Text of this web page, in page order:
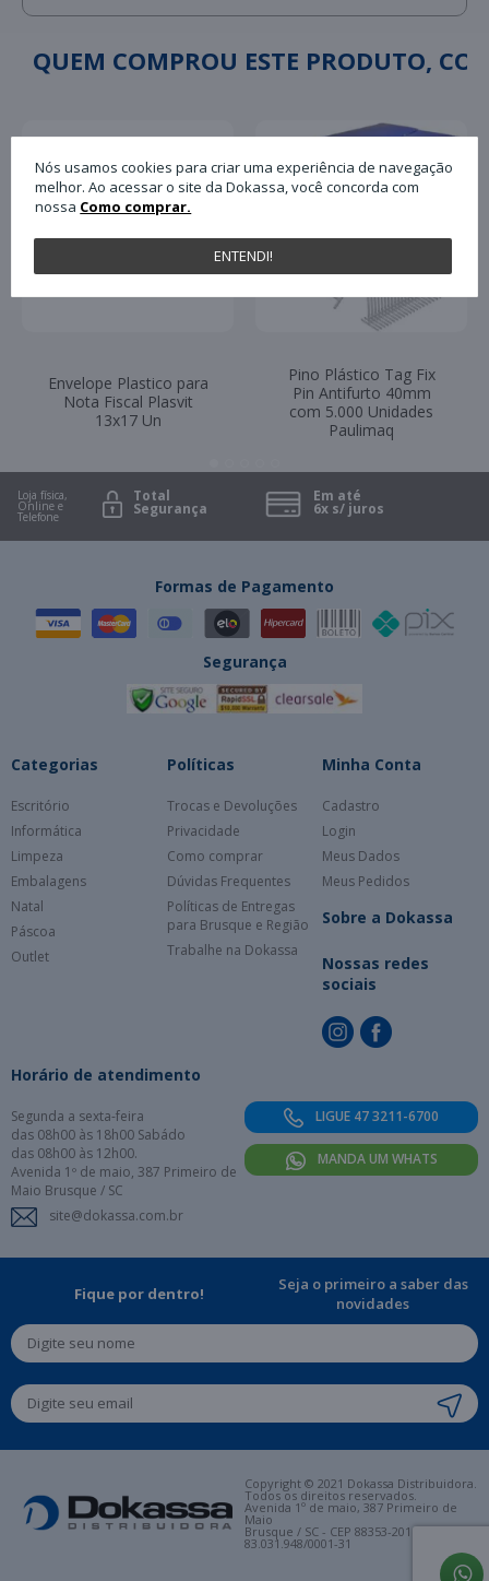
QUEM COMPROU ESTE PRODUTO,
Envelope Plastico para
Nota Fiscal Plasvit
13x17 Un
Pino Plástico Tag Fix
Pin Antifurto 40mm
com 5.000 Unidades
Paulimaq
Loja física,
Online e
Telefone
Total
Segurança
Em até
6x s/ juros
Nós usamos cookies para criar uma experiência de navegação
melhor. Ao acessar o site da Dokassa, você concorda com
nossa Como comprar.
ENTENDI!
Formas de Pagamento
Segurança
Categorias
Escritório
Informática
Limpeza
Embalagens
Natal
Páscoa
Outlet
Políticas
Trocas e Devoluções
Privacidade
Como comprar
Dúvidas Frequentes
Políticas de Entregas
para Brusque e Região
Trabalhe na Dokassa
Minha Conta
Cadastro
Login
Meus Dados
Meus Pedidos
Sobre a Dokassa
Nossas redes
sociais
Horário de atendimento
Segunda a sexta-feira
das 08h00 às 18h00 Sabádo
das 08h00 às 12h00.
Avenida 1º de maio, 387 Primeiro de
Maio Brusque / SC
site@dokassa.com.br
LIGUE 47 3211-6700
MANDA UM WHATS
Fique por dentro!
Seja o primeiro a saber das
novidades
Copyright © 2021 Dokassa Distribuidora.
Todos os direitos reservados.
Avenida 1º de maio, 387 Primeiro de
Maio
Brusque / SC - CEP 88353-201. CNPJ:
83.031.948/0001-31